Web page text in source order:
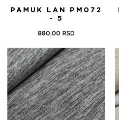
PAMUK LAN PM072
- 5
880,00 RSD